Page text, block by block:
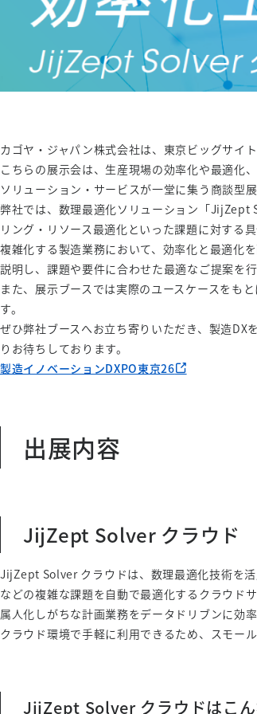
カゴヤ・ジャパン株式会社は、東京ビッグサイ
こちらの展示会は、生産現場の効率化や最適化
ソリューション・サービスが一堂に集う商談型展
弊社では、数理最適化ソリューション「JijZept
リング・リソース最適化といった課題に対する
複雑化する製造業務において、効率化と最適化
説明し、課題や要件に合わせた最適なご提案を行
また、展示ブースでは実際のユースケースをも
す。
ぜひ弊社ブースへお立ち寄りいただき、製造DX
りお待ちしております。
製造イノベーションDXPO東京26
出展内容
JijZept Solver クラウド
JijZept Solver クラウドは、数理最適化技術を
などの複雑な課題を自動で最適化するクラウドサ
属人化しがちな計画業務をデータドリブンに効
クラウド環境で手軽に利用できるため、スモー
JijZept Solver クラウドはこん